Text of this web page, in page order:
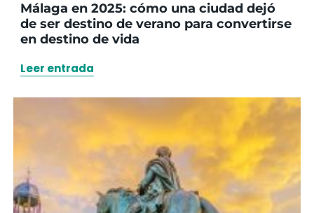
Málaga en 2025: cómo una ciudad dejó
de ser destino de verano para convertirse
en destino de vida
Leer entrada